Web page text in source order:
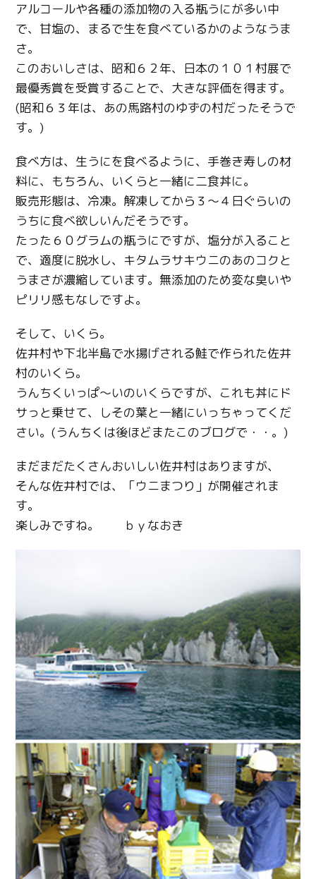
アルコールや各種の添加物の入る瓶うにが多い中
で、甘塩の、まるで生を食べているかのようなうま
さ。
このおいしさは、昭和６２年、日本の１０１村展で
最優秀賞を受賞することで、大きな評価を得ます。
(昭和６３年は、あの馬路村のゆずの村だったそうで
す。)
食べ方は、生うにを食べるように、手巻き寿しの材
料に、もちろん、いくらと一緒に二食丼に。
販売形態は、冷凍。解凍してから３～４日ぐらいの
うちに食べ欲しいんだそうです。
たった６０グラムの瓶うにですが、塩分が入ること
で、適度に脱水し、キタムラサキウニのあのコクと
うまさが濃縮しています。無添加のため変な臭いや
ピリリ感もなしですよ。
そして、いくら。
佐井村や下北半島で水揚げされる鮭で作られた佐井
村のいくら。
うんちくいっぱ～いのいくらですが、これも丼にド
サっと乗せて、しその葉と一緒にいっちゃってくだ
さい。(うんちくは後ほどまたこのブログで・・。)
まだまだたくさんおいしい佐井村はありますが、
そんな佐井村では、「ウニまつり」が開催されま
す。
楽しみですね。 ｂｙなおき